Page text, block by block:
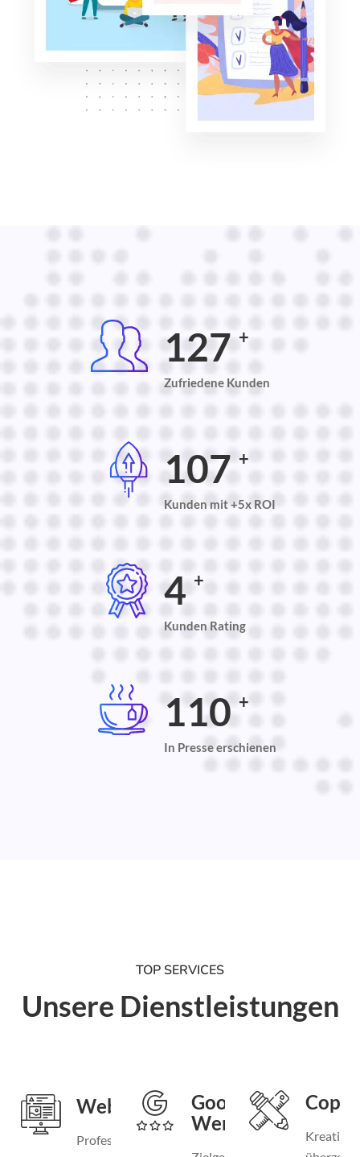
131 +
Zufriedene Kunden
113 +
Kunden mit +5x ROI
4.7 +
Kunden Rating
121 +
In Presse erschienen
TOP SERVICES
Unsere Dienstleistungen
Webdesign
Professionelle
Google
Werbung
Kreative